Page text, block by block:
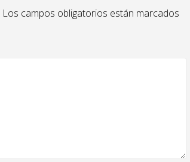
Los campos obligatorios están marcados